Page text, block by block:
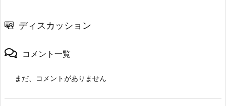
ディスカッション
コメント一覧
まだ、コメントがありません